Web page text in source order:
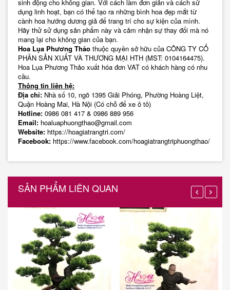
sinh động cho không gian. Với cách làm đơn giản và cách sử
dụng linh hoạt, bạn có thể tạo ra những bình hoa đẹp mắt từ
cành hoa hướng dương giả để trang trí cho sự kiện của mình.
Hãy thử sử dụng sản phẩm này và cảm nhận sự thay đổi mà nó
mang lại cho không gian của bạn.
Hoa Lụa Phương Thảo thuộc quyền sở hữu của CÔNG TY CỔ
PHẦN SẢN XUẤT VÀ THƯƠNG MẠI HTH (MST: 0104164475).
Hoa Lụa Phương Thảo xuất hóa đơn VAT có khách hàng có nhu
cầu.
Thông tin liên hệ:
Địa chỉ: Nhà số 10, ngõ 1395 Giải Phóng, Phường Hoàng Liệt,
Quận Hoàng Mai, Hà Nội (Có chỗ để xe ô tô)
Hotline: 0986 081 417 & 0986 889 956
Email: hoaluaphuongthao@gmail.com
Website: https://hoagiatrangtri.com/
Facebook: https://www.facebook.com/hoagiatrangtriphuongthao/
SẢN PHẨM LIÊN QUAN